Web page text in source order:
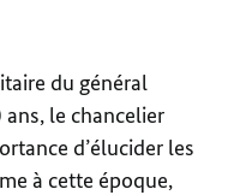
du général
le chancelier
d’élucider les
à cette époque,